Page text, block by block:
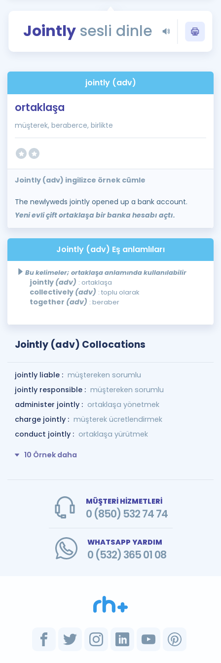
Rehberlik Aracı
ÖSYM Sınav Takvimi
Kampanyalar
Blog
Jointly sesli dinle
jointly (adv)
ortaklaşa
müşterek, beraberce, birlikte
Jointly (adv) ingilizce örnek cümle
The newlyweds jointly opened up a bank account.
Yeni evli çift ortaklaşa bir banka hesabı açtı.
Jointly (adv) Eş anlamlıları
Bu kelimeler; ortaklaşa anlamında kullanılabilir
jointly (adv) : ortaklaşa
collectively (adv) : toplu olarak
together (adv) : beraber
Jointly (adv) Collocations
jointly liable : müştereken sorumlu
jointly responsible : müştereken sorumlu
administer jointly : ortaklaşa yönetmek
charge jointly : müşterek ücretlendirmek
conduct jointly : ortaklaşa yürütmek
10 Örnek daha
MÜŞTERİ HİZMETLERİ
0 (850) 532 74 74
WHATSAPP YARDIM
0 (532) 365 01 08